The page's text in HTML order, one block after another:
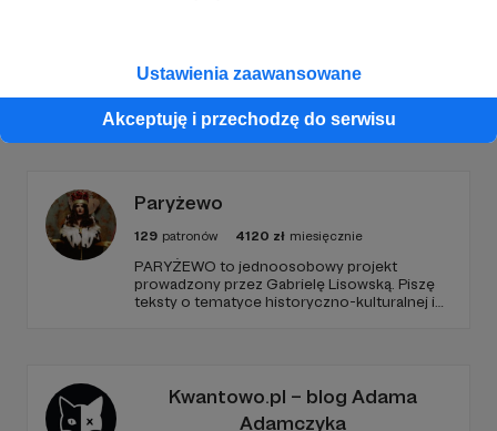
Ustawienia zaawansowane
Akceptuję i przechodzę do serwisu
Promowani autorzy
Paryżewo
129 patronów 4120 zł miesięcznie
PARYŻEWO to jednoosobowy projekt
prowadzony przez Gabrielę Lisowską. Piszę
teksty o tematyce historyczno-kulturalnej i
Kwantowo.pl – blog Adama
Adamczyka